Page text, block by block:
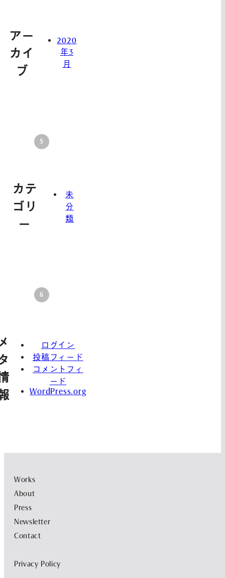
アー
カイ
ブ
2020
年3
月
カテ
ゴリ
ー
未
分
類
ログイン
投稿フィード
コメントフィ
ード
WordPress.org
Works
About
Press
Newsletter
Contact
Privacy Policy